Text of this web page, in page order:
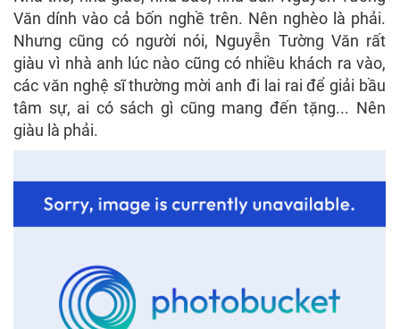
Văn dính vào cả bốn nghề trên. Nên nghèo là phải.
Nhưng cũng có người nói, Nguyễn Tường Văn rất
giàu vì nhà anh lúc nào cũng có nhiều khách ra vào,
các văn nghệ sĩ thường mời anh đi lai rai để giải bầu
tâm sự, ai có sách gì cũng mang đến tặng... Nên
giàu là phải.